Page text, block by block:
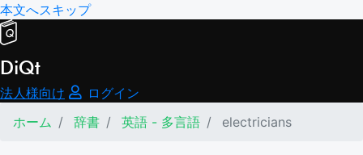
本文へスキップ
DiQt
法人様向け
ログイン
ホーム
辞書 英語 - 多言語 electricians